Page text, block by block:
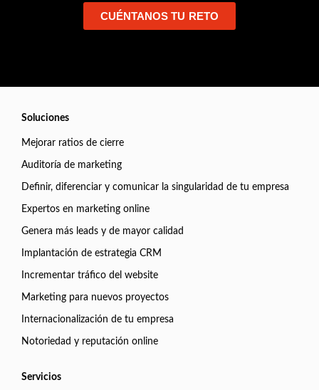
CUÉNTANOS TU RETO
Soluciones
Mejorar ratios de cierre
Auditoría de marketing
Definir, diferenciar y comunicar la singularidad de tu empresa
Expertos en marketing online
Genera más leads y de mayor calidad
Implantación de estrategia CRM
Incrementar tráfico del website
Marketing para nuevos proyectos
Internacionalización de tu empresa
Notoriedad y reputación online
Servicios